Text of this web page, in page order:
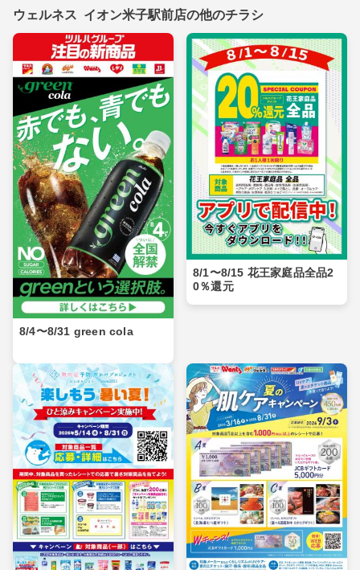
ウェルネス イオン米子駅前店の他のチラシ
8/4〜8/31 green cola
8/1〜8/15 花王家庭品全品2
0％還元